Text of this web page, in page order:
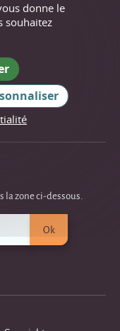
la zone ci-dessous.
Ok
donne le
souhaitez